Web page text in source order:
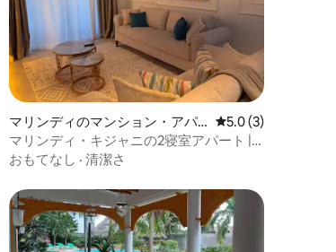
、5つ星中4.88つ星の平均評価
マリンディのマンション・アパ
ート
レビュー3件、5つ
5.0 (3)
マリンディ・キジャニの2寝室アパート |
素晴らしいプール | Wi-Fi
おもてなし · 清潔さ